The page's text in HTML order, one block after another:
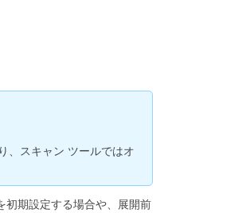
ス
ー
ジ
、スキャン ツールではオ
初期設定する場合や、展開前